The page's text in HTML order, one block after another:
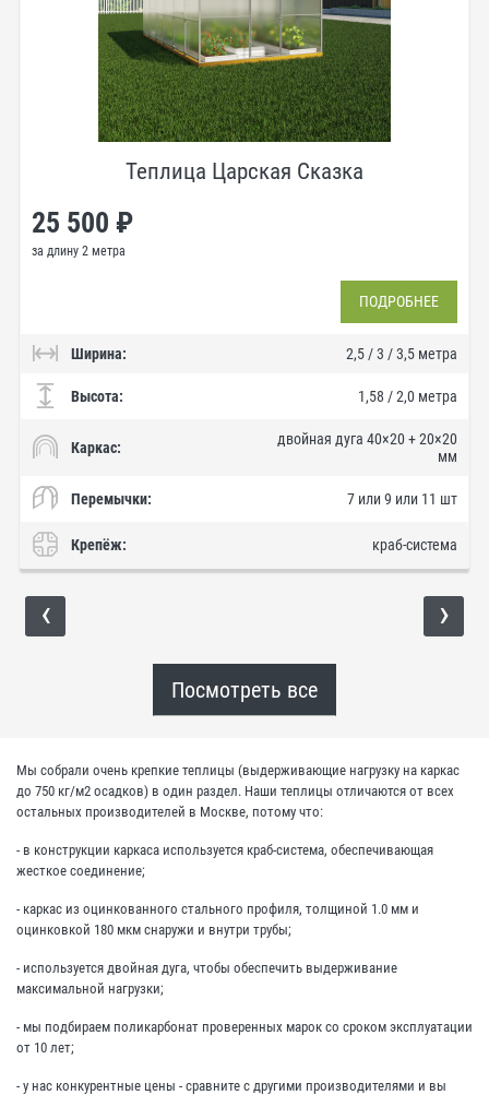
Теплица Царская Сказка
25 500 ₽
за длину 2 метра
ПОДРОБНЕЕ
Ширина: 2,5 / 3 / 3,5 метра
Высота: 1,58 / 2,0 метра
Каркас:
двойная дуга 40×20 + 20×20
мм
Перемычки: 7 или 9 или 11 шт
Крепёж: краб-система
‹ ›
Посмотреть все
Мы собрали очень крепкие теплицы (выдерживающие нагрузку на каркас
до 750 кг/м2 осадков) в один раздел. Наши теплицы отличаются от всех
остальных производителей в Москве, потому что:
- в конструкции каркаса используется краб-система, обеспечивающая
жесткое соединение;
- каркас из оцинкованного стального профиля, толщиной 1.0 мм и
оцинковкой 180 мкм снаружи и внутри трубы;
- используется двойная дуга, чтобы обеспечить выдерживание
максимальной нагрузки;
- мы подбираем поликарбонат проверенных марок со сроком эксплуатации
от 10 лет;
- у нас конкурентные цены - сравните с другими производителями и вы